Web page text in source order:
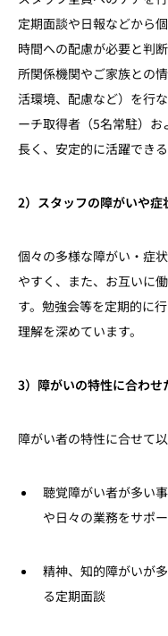
定期面談や日報などから
時間への配慮が必要と判
所関係機関やご家族との
活環境、配慮など）を行
ーチ取得者（5名常駐）お
長く、安定的に活躍でき
2）スタッフの障がいや症
個々の多様な障がい・症
やすく、また、お互いに
す。勉強会等を定期的に
理解を深めています。
3）障がいの特性に合わせ
障がい者の特性に合せて
聴覚障がい者が多い
や日々の業務をサポ
精神、知的障がいが
る定期面談